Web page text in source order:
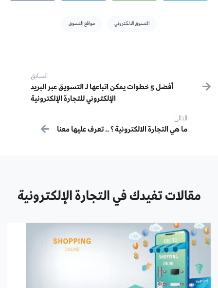
التسوق الالكتروني مواقع التسوق
Post navigation السابق
سابق:أفضل 5 خطوات يمكن اتباعها لـ التسويق عبر البريد
الإلكتروني للتجارة الإلكترونية
التالى
التالى:
ما هي التجارة الالكترونية ؟ .. تعرف عليها معنا
مقالات تفيدك في التجارة الإلكترونية